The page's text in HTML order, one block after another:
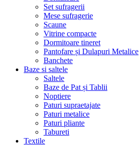
Set sufragerii
Mese sufragerie
Scaune
Vitrine compacte
Dormitoare tineret
Pantofare și Dulapuri Metalice
Banchete
Baze si saltele
Saltele
Baze de Pat și Tablii
Noptiere
Paturi supraetajate
Paturi metalice
Paturi pliante
Tabureti
Textile